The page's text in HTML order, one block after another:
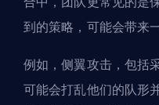
到的策略，可能会带来
例如，侧翼攻击，包括
可能会打乱他们的队形